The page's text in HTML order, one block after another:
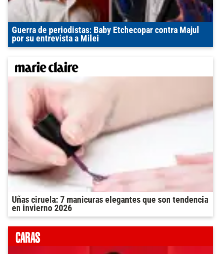
Guerra de periodistas: Baby Etchecopar contra Majul
por su entrevista a Milei
Uñas ciruela: 7 manicuras elegantes que son tendencia
en invierno 2026